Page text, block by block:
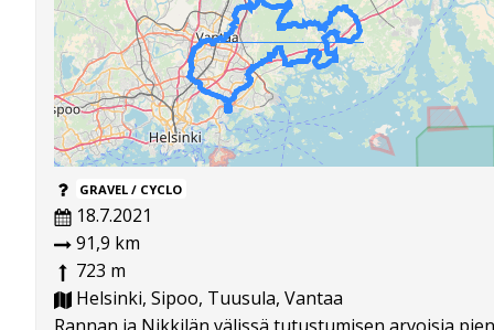
GRAVEL / CYCLO
18.7.2021
91,9 km
723 m
Helsinki, Sipoo, Tuusula, Vantaa